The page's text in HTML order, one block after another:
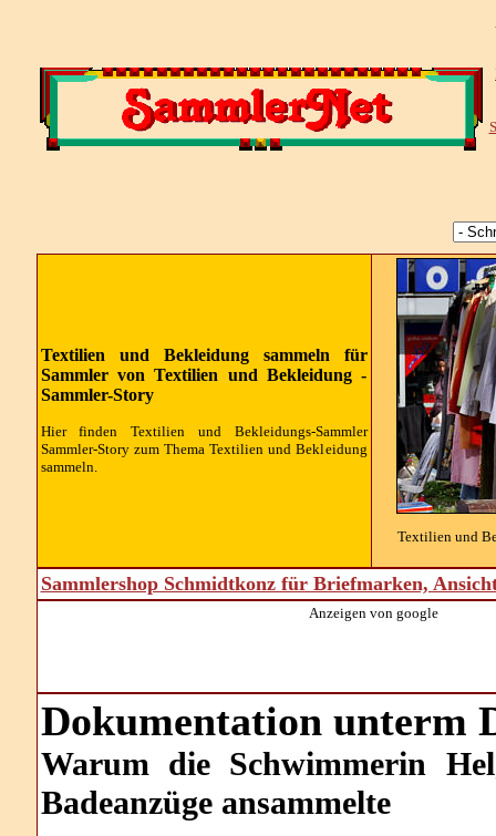
Textilien und Bekleidung sammeln für
Sammler von Textilien und Bekleidung -
Sammler-Story
Hier finden Textilien und Bekleidungs-Sammler
Sammler-Story zum Thema Textilien und Bekleidung
sammeln.
Textilien und
Sammlershop Schmidtkonz für Briefmarken,
Anzeigen von google
Dokumentation unterm
Warum die Schwimmerin
Badeanzüge ansammelte